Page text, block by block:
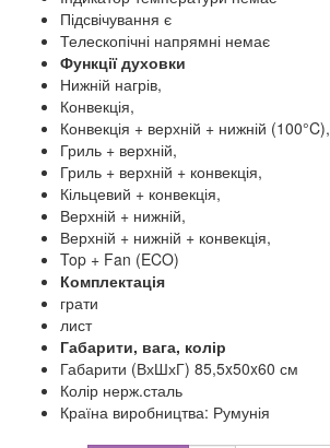
Підсвічування є
Телескопічні напрямні немає
Функції духовки
Нижній нагрів,
Конвекція,
Конвекція + верхній + нижній (100°C),
Гриль + верхній,
Гриль + верхній + конвекція,
Кільцевий + конвекція,
Верхній + нижній,
Верхній + нижній + конвекція,
Top + Fan (ECO)
Комплектація
грати
лист
Габарити, вага, колір
Габарити (ВхШхГ) 85,5x50x60 см
Колір нерж.сталь
Країна виробництва: Румунія